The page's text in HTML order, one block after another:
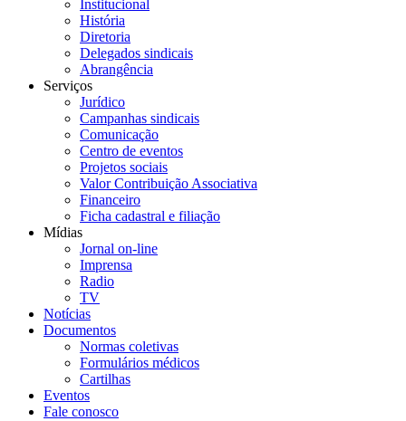
Institucional
História
Diretoria
Delegados sindicais
Abrangência
Serviços
Jurídico
Campanhas sindicais
Comunicação
Centro de eventos
Projetos sociais
Valor Contribuição Associativa
Financeiro
Ficha cadastral e filiação
Mídias
Jornal on-line
Imprensa
Radio
TV
Notícias
Documentos
Normas coletivas
Formulários médicos
Cartilhas
Eventos
Fale conosco